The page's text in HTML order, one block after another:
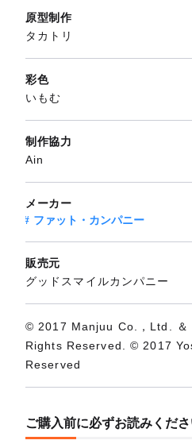
原型制作
タカトリ
彩色
いもむ
制作協力
Ain
メーカー
ファット・カンパニー
販売元
グッドスマイルカンパニー
© 2017 Manjuu Co.，Ltd. ＆
Rights Reserved. © 2017
Reserved
ご購入前に必ずお読みくだ